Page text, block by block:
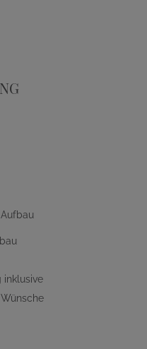
inklusive